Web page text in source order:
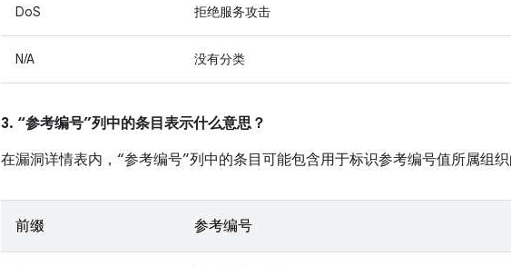
DoS 拒绝服务攻击
N/A 没有分类
3. “参考编号”列中的条目表示什么意思？
在漏洞详情表内，“参考编号”列中的条目可能包含用于标识参考编号值所属组
前缀 参考编号